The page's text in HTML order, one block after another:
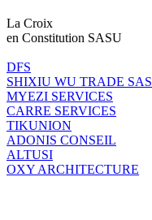
La Croix
en Constitution SASU
DFS
SHIXIU WU TRADE SAS
MYEZI SERVICES
CARRE SERVICES
TIKUNION
ADONIS CONSEIL
ALTUSI
OXY ARCHITECTURE